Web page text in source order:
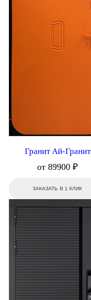
Гранит Ай-Гранит
от 89900 ₽
ЗАКАЗАТЬ В 1 КЛИК